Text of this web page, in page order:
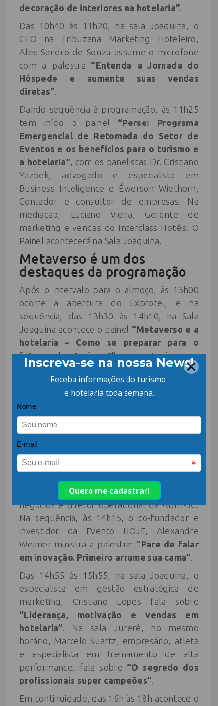
decoração de interiores na hotelaria”.
Das 10h40 às 11h20, na sala Joaquina, o
CEO na Tribuzana Marketing Hoteleiro,
Alex-Sandro de Souza assume o microfone
com a palestra “Entenda a Jornada do
Hóspede e aumente suas vendas
diretas”.
Dando sequência à programação, às 11h25
tem início o painel “Perse: Programa
Emergencial de Retomada do Setor de
Eventos e os benefícios para o turismo e
a hotelaria”, com os panelistas Dr. Cristiano
Yazbek, advogado e especialista em
Business Inteligence e Éwerson Wiethorn,
Contador e consultor de empresas. Na
mediação, Luciano Vieira, Gerente de
marketing e vendas do Interclass Hotéis. O
Painel acontecerá na Sala Joaquina.
Metaverso é um dos
destaques da programação
Após o intervalo para o almoço, às 13h00
ocorre a abertura do Exprotel, e na
sequência, das 13h30 às 14h10, na Sala
Joaquina acontece o painel “Metaverso e a
hotelaria – Como se preparar para o
futuro do turismo?”, que terá como
panelistas Thiago Akira, consultor de
marketing digital para o turismo, Daniel
Turbox, bacharel em turismo e tecnólogo
em organização e gestão de eventos. Para
mediar o painel, Diego Corrêa, co-fundador
da H-System e especialista nas áreas de
marketing, vendas, negócios digitais e
criação de conteúdo.
13h30 é Marcos Hardt, consultor de
negócios e diretor operacional da ABIH-SC.
Na sequência, às 14h15, o co-fundador e
investidor da Evento HOJE, Alexandre
Weimer ministra a palestra: “Pare de falar
em inovação. Primeiro arrume sua cama”.
Das 14h55 às 15h55, na sala Joaquina, o
especialista em gestão estratégica de
marketing, Cristiano Lopes fala sobre
“Liderança, motivação e vendas em
hotelaria”. Na sala Jurerê, no mesmo
horário, Marcelo Suartz, empresário, atleta
e especialista em treinamento de alta
performance, fala sobre “O segredo dos
profissionais super campeões”.
Em continuidade, das 16h às 18h acontece o